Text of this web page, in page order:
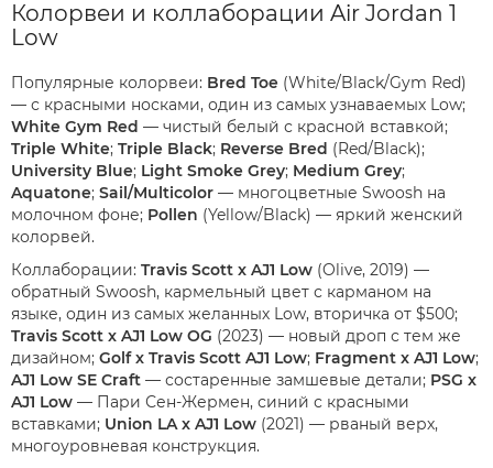
Колорвеи и коллаборации Air Jordan 1
Low
Популярные колорвеи: Bred Toe (White/Black/Gym Red)
— с красными носками, один из самых узнаваемых Low;
White Gym Red — чистый белый с красной вставкой;
Triple White; Triple Black; Reverse Bred (Red/Black);
University Blue; Light Smoke Grey; Medium Grey;
Aquatone; Sail/Multicolor — многоцветные Swoosh на
молочном фоне; Pollen (Yellow/Black) — яркий женский
колорвей.
Коллаборации: Travis Scott x AJ1 Low (Olive, 2019) —
обратный Swoosh, кармельный цвет с карманом на
языке, один из самых желанных Low, вторичка от $500;
Travis Scott x AJ1 Low OG (2023) — новый дроп с тем же
дизайном; Golf x Travis Scott AJ1 Low; Fragment x AJ1 Low;
AJ1 Low SE Craft — состаренные замшевые детали; PSG x
AJ1 Low — Пари Сен-Жермен, синий с красными
вставками; Union LA x AJ1 Low (2021) — рваный верх,
многоуровневая конструкция.